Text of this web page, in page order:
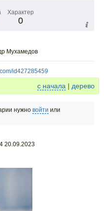
Характер
0
Мухамедов
id427285459
с начала | дерево
нужно войти или
20.09.2023